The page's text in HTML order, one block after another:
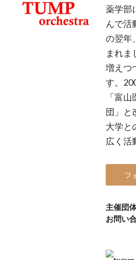
薬学部
んで活
の翌年
まれ
増えつ
す。
「富
団」と
大学と
広く活
フ
主催団
お問い